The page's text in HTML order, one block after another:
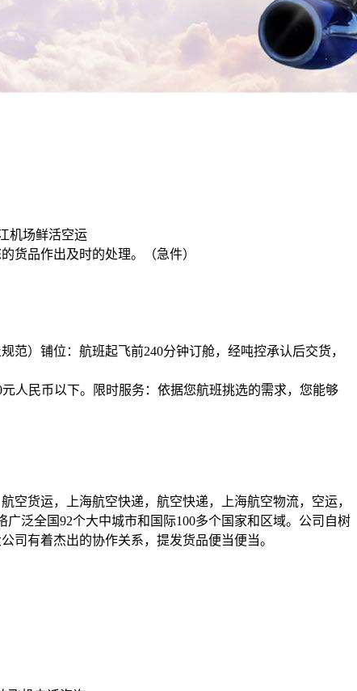
机场鲜活空运
货品作出及时的处理。（急件）
范）铺位：航班起飞前240分钟订舱，经吨控承认后交货，
人民币以下。限时服务：依据您航班挑选的需求，您能够
航空货运，上海航空快递，航空快递，上海航空物流，空运，
泛全国92个大中城市和国际100多个国家和区域。公司自树
司有着杰出的协作关系，提发货品便当便当。